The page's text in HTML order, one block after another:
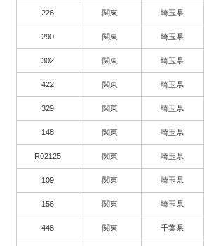
226 関東 埼玉県
290 関東 埼玉県
302 関東 埼玉県
422 関東 埼玉県
329 関東 埼玉県
148 関東 埼玉県
R02125 関東 埼玉県
109 関東 埼玉県
156 関東 埼玉県
448 関東 千葉県